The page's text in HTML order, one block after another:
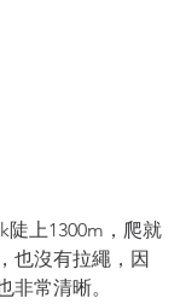
陡上1300m，爬就
也沒有拉繩，因
非常清晰。